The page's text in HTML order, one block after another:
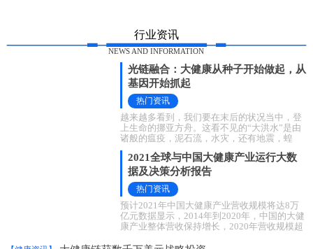
行业资讯
NEWS AND INFORMATION
光链融合：大健康从种子开始做起，从
基因开始抓起
热门资讯
越来越多看到，我们要在末后的状况当中，登
上生命的挪亚方舟。这看不见的“大洪水”是由
诸般的瘟疫，泥石流，水灾，还有地震，蝗
灾、战争等组成的，好像是各种各样的一些潜
2021全球与中国大健康产业运行大数
据及决策分析报告
热门资讯
预计2021年中国大健康产业营收规模将达8万
亿元数据显示，2014年到2020年，中国的大健
康产业整体营收保持增长，2020年营收规模超